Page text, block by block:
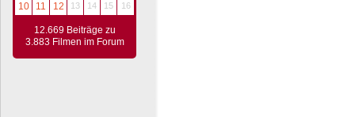
10
11 12 13 14 15 16
12.669 Beiträge zu
3.883 Filmen im Forum